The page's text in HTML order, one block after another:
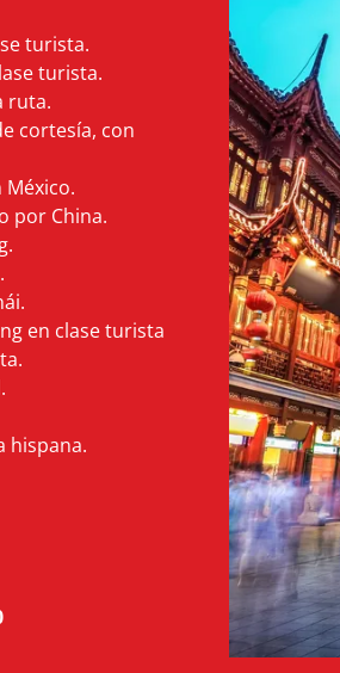
turista.
turista.
ruta.
cortesía, con
por China.
en clase turista
hispana.